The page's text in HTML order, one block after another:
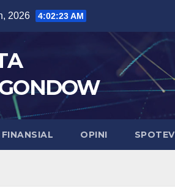
2026 4:02:24 AM
FINANSIAL OPINI